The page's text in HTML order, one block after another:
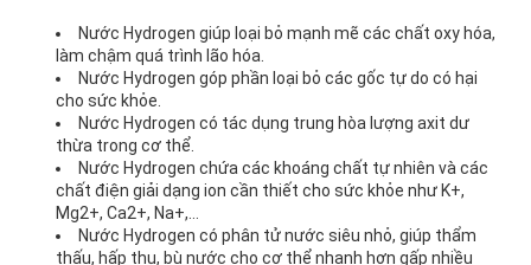
Nước Hydrogen giúp loại bỏ mạnh mẽ các chất oxy hóa,
làm chậm quá trình lão hóa.
Nước Hydrogen góp phần loại bỏ các gốc tự do có hại
cho sức khỏe.
Nước Hydrogen có tác dụng trung hòa lượng axit dư
thừa trong cơ thể.
Nước Hydrogen chứa các khoáng chất tự nhiên và các
chất điện giải dạng ion cần thiết cho sức khỏe như K+,
Mg2+, Ca2+, Na+,…
Nước Hydrogen có phân tử nước siêu nhỏ, giúp thẩm
thấu, hấp thụ, bù nước cho cơ thể nhanh hơn gấp nhiều